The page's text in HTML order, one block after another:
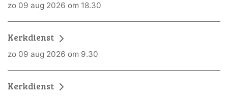
zo 09 aug 2026 om 18.30
Kerkdienst
zo 09 aug 2026 om 9.30
Kerkdienst